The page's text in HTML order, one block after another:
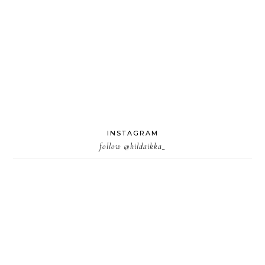
INSTAGRAM
follow @hildaikka_